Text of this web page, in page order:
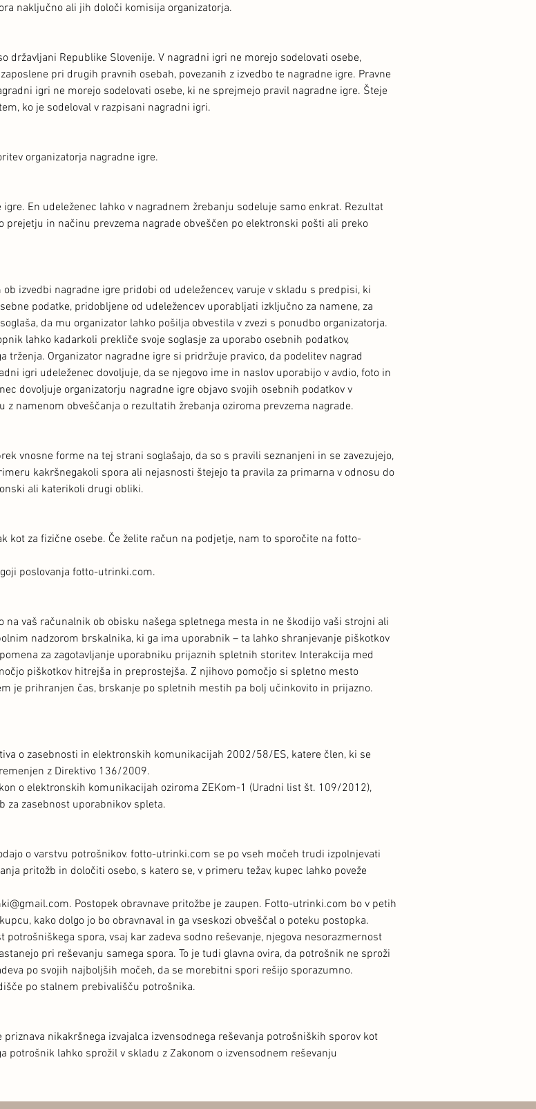
naključno ali jih določi komisija organizatorja.
državljani Republike Slovenije. V nagradni igri ne morejo sodelovati osebe,
pri drugih pravnih osebah, povezanih z izvedbo te nagradne igre. Pravne
igri ne morejo sodelovati osebe, ki ne sprejmejo pravil nagradne igre. Šteje
ko je sodeloval v razpisani nagradni igri.
organizatorja nagradne igre.
En udeleženec lahko v nagradnem žrebanju sodeluje samo enkrat. Rezultat
prejetju in načinu prevzema nagrade obveščen po elektronski pošti ali preko
izvedbi nagradne igre pridobi od udeležencev, varuje v skladu s predpisi, ki
podatke, pridobljene od udeležencev uporabljati izključno za namene, za
da mu organizator lahko pošilja obvestila v zvezi s ponudbo organizatorja.
lahko kadarkoli prekliče svoje soglasje za uporabo osebnih podatkov,
Organizator nagradne igre si pridržuje pravico, da podelitev nagrad
igri udeleženec dovoljuje, da se njegovo ime in naslov uporabijo v avdio, foto in
dovoljuje organizatorju nagradne igre objavo svojih osebnih podatkov v
namenom obveščanja o rezultatih žrebanja oziroma prevzema nagrade.
vnosne forme na tej strani soglašajo, da so s pravili seznanjeni in se zavezujejo,
kakršnegakoli spora ali nejasnosti štejejo ta pravila za primarna v odnosu do
ali katerikoli drugi obliki.
kot za fizične osebe. Če želite račun na podjetje, nam to sporočite na fotto-
poslovanja fotto-utrinki.com.
vaš računalnik ob obisku našega spletnega mesta in ne škodijo vaši strojni ali
nadzorom brskalnika, ki ga ima uporabnik – ta lahko shranjevanje piškotkov
za zagotavljanje uporabniku prijaznih spletnih storitev. Interakcija med
piškotkov hitrejša in preprostejša. Z njihovo pomočjo si spletno mesto
je prihranjen čas, brskanje po spletnih mestih pa bolj učinkovito in prijazno.
o zasebnosti in elektronskih komunikacijah 2002/58/ES, katere člen, ki se
z Direktivo 136/2009.
o elektronskih komunikacijah oziroma ZEKom-1 (Uradni list št. 109/2012),
za zasebnost uporabnikov spleta.
o varstvu potrošnikov. fotto-utrinki.com se po vseh močeh trudi izpolnjevati
pritožb in določiti osebo, s katero se, v primeru težav, kupec lahko poveže
. Postopek obravnave pritožbe je zaupen. Fotto-utrinki.com bo v petih
kako dolgo jo bo obravnaval in ga vseskozi obveščal o poteku postopka.
spora, vsaj kar zadeva sodno reševanje, njegova nesorazmernost
pri reševanju samega spora. To je tudi glavna ovira, da potrošnik ne sproži
po svojih najboljših močeh, da se morebitni spori rešijo sporazumno.
po stalnem prebivališču potrošnika.
nikakršnega izvajalca izvensodnega reševanja potrošniških sporov kot
potrošnik lahko sprožil v skladu z Zakonom o izvensodnem reševanju